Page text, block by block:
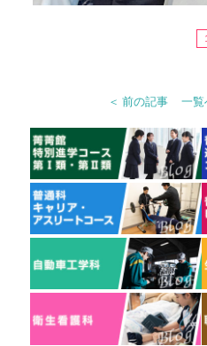
＜ 前の記事 一覧